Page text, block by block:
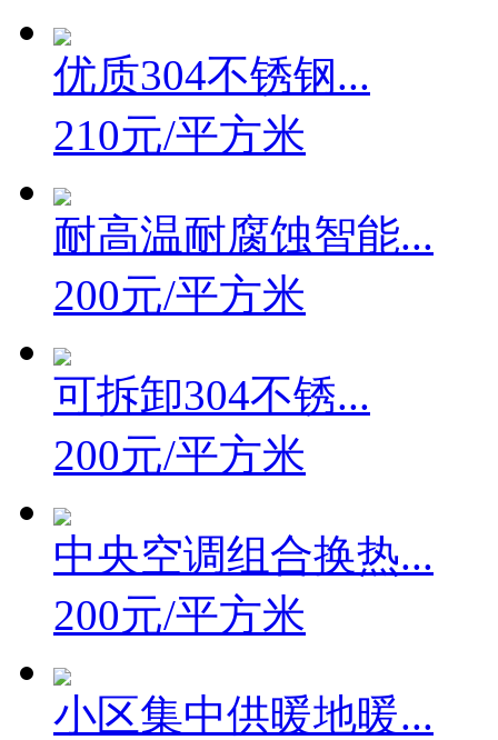
优质304不锈钢...
210元/平方米
耐高温耐腐蚀智能...
200元/平方米
可拆卸304不锈...
200元/平方米
中央空调组合换热...
200元/平方米
小区集中供暖地暖...